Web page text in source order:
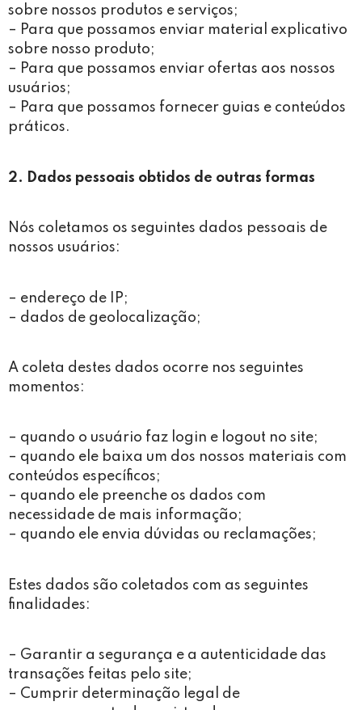
sobre nossos produtos e serviços;
– Para que possamos enviar material explicativo
sobre nosso produto;
– Para que possamos enviar ofertas aos nossos
usuários;
– Para que possamos fornecer guias e conteúdos
práticos.
2. Dados pessoais obtidos de outras formas
Nós coletamos os seguintes dados pessoais de
nossos usuários:
– endereço de IP;
– dados de geolocalização;
A coleta destes dados ocorre nos seguintes
momentos:
– quando o usuário faz login e logout no site;
– quando ele baixa um dos nossos materiais com
conteúdos específicos;
– quando ele preenche os dados com
necessidade de mais informação;
– quando ele envia dúvidas ou reclamações;
Estes dados são coletados com as seguintes
finalidades:
– Garantir a segurança e a autenticidade das
transações feitas pelo site;
– Cumprir determinação legal de